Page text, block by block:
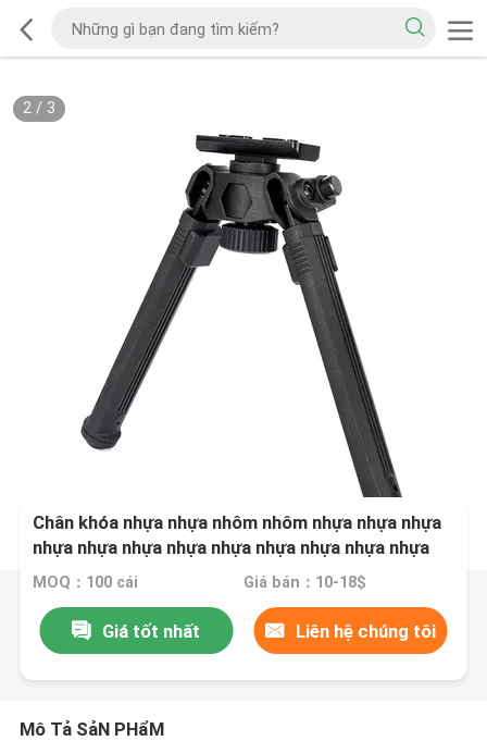
2/ 3
Chân khóa nhựa nhựa nhôm nhôm nhựa nhựa nhựa
nhựa nhựa nhựa nhựa nhựa nhựa nhựa nhựa nhựa
nhựa nhựa nhựa nhựa nhựa nhựa nhựa nhôm nhôm
nhôm nhôm
MOQ：100 cái Giá bán：10-18$
Giá tốt nhất Liên hệ chúng tôi
Mô Tả SảN PHẩM